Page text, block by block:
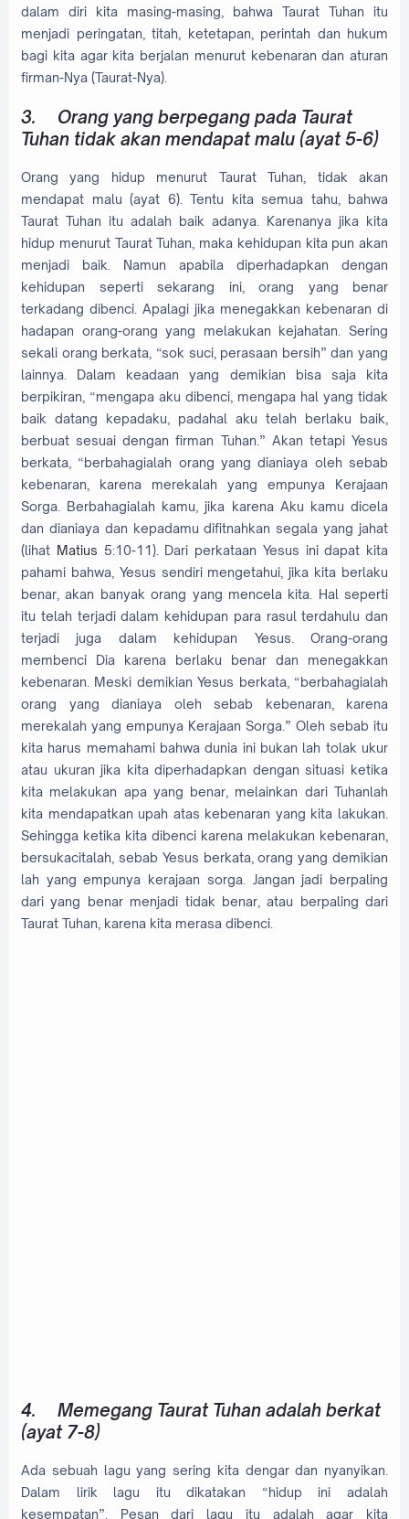
dalam diri kita masing-masing, bahwa Taurat Tuhan itu
menjadi peringatan, titah, ketetapan, perintah dan hukum
bagi kita agar kita berjalan menurut kebenaran dan aturan
firman-Nya (Taurat-Nya).
3.
Orang yang berpegang pada Taurat
Tuhan tidak akan mendapat malu (ayat 5-6)
Orang yang hidup menurut Taurat Tuhan, tidak akan
mendapat malu (ayat 6). Tentu kita semua tahu, bahwa
Taurat Tuhan itu adalah baik adanya. Karenanya jika kita
hidup menurut Taurat Tuhan, maka kehidupan kita pun akan
menjadi baik. Namun apabila diperhadapkan dengan
kehidupan seperti sekarang ini, orang yang benar
terkadang dibenci. Apalagi jika menegakkan kebenaran di
hadapan orang-orang yang melakukan kejahatan. Sering
sekali orang berkata, “sok suci, perasaan bersih” dan yang
lainnya. Dalam keadaan yang demikian bisa saja kita
berpikiran, “mengapa aku dibenci, mengapa hal yang tidak
baik datang kepadaku, padahal aku telah berlaku baik,
berbuat sesuai dengan firman Tuhan.” Akan tetapi Yesus
berkata, “berbahagialah orang yang dianiaya oleh sebab
kebenaran, karena merekalah yang empunya Kerajaan
Sorga. Berbahagialah kamu, jika karena Aku kamu dicela
dan dianiaya dan kepadamu difitnahkan segala yang jahat
(lihat Matius 5:10-11). Dari perkataan Yesus ini dapat kita
pahami bahwa, Yesus sendiri mengetahui, jika kita berlaku
benar, akan banyak orang yang mencela kita. Hal seperti
itu telah terjadi dalam kehidupan para rasul terdahulu dan
terjadi juga dalam kehidupan Yesus. Orang-orang
membenci Dia karena berlaku benar dan menegakkan
kebenaran. Meski demikian Yesus berkata, “berbahagialah
orang yang dianiaya oleh sebab kebenaran, karena
merekalah yang empunya Kerajaan Sorga.” Oleh sebab itu
kita harus memahami bahwa dunia ini bukan lah tolak ukur
atau ukuran jika kita diperhadapkan dengan situasi ketika
kita melakukan apa yang benar, melainkan dari Tuhanlah
kita mendapatkan upah atas kebenaran yang kita lakukan.
Sehingga ketika kita dibenci karena melakukan kebenaran,
bersukacitalah, sebab Yesus berkata, orang yang demikian
lah yang empunya kerajaan sorga. Jangan jadi berpaling
dari yang benar menjadi tidak benar, atau berpaling dari
Taurat Tuhan, karena kita merasa dibenci.
4.
Memegang Taurat Tuhan adalah berkat
(ayat 7-8)
Ada sebuah lagu yang sering kita dengar dan nyanyikan.
Dalam lirik lagu itu dikatakan “hidup ini adalah
kesempatan”. Pesan dari lagu itu adalah agar kita